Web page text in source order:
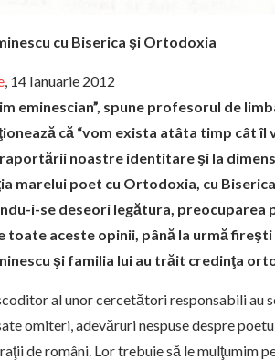
cu Biserica şi Ortodoxia
, 14 Ianuarie 2012
eminescian”, spune profesorul de
că “vom exista atâta timp cât îl
noastre identitare şi la
marelui poet cu Ortodoxia, cu
i-se deseori legătura, preocuparea
toate aceste opinii, până la urmă
şi familia lui au trăit credinţa
al unor cercetători responsabili au
omiteri, adevăruri nespuse despre
de români. Lor trebuie să le mulţumim